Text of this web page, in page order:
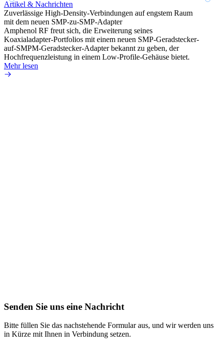
Artikel & Nachrichten
Zuverlässige High-Density-Verbindungen auf engstem Raum
mit dem neuen SMP-zu-SMP-Adapter
Amphenol RF freut sich, die Erweiterung seines
Koaxialadapter-Portfolios mit einem neuen SMP-Geradstecker-
auf-SMPM-Geradstecker-Adapter bekannt zu geben, der
Hochfrequenzleistung in einem Low-Profile-Gehäuse bietet.
Mehr lesen
Senden Sie uns eine Nachricht
Bitte füllen Sie das nachstehende Formular aus, und wir werden uns
in Kürze mit Ihnen in Verbindung setzen.